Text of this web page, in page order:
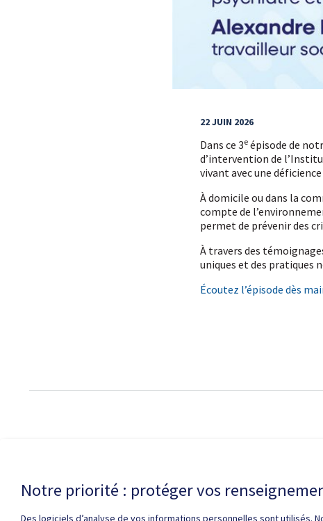
22 JUIN 2026
Dans ce 3e épisode de
d’intervention de
vivant avec une
À domicile ou dans la
compte de
permet de prévenir des
À travers des
uniques et des pratiques
Écoutez l’épisode dès
Notre priorité : protéger vos
Des logiciels d’analyse de vos informations personnelles sont utilisés.